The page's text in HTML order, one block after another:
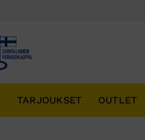
TARJOUKSET OUTLET